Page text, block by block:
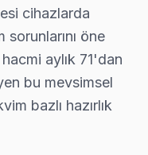
Örneği
10-15 yaş
cihazlarda
sorunlarını öne
aylık 71'dan
bu mevsimsel
bazlı hazırlık